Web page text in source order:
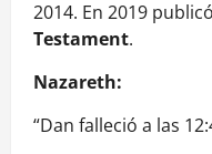
2014. En 2019
Testament.
Nazareth:
“Dan falleció a las